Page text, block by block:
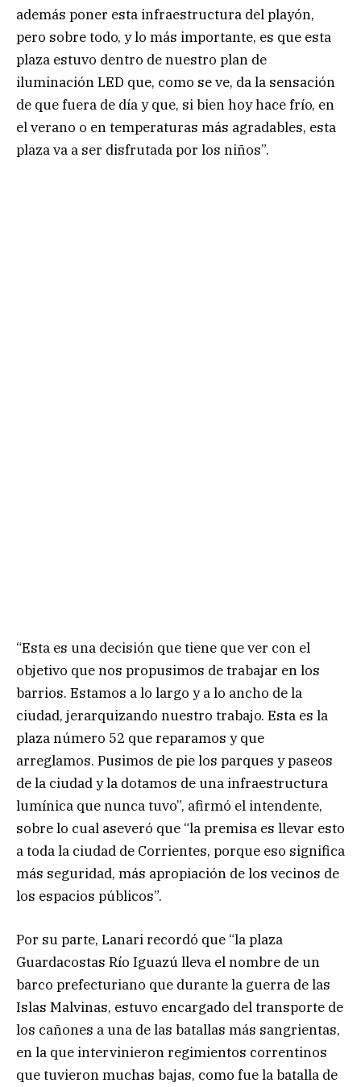
además poner esta infraestructura del playón,
pero sobre todo, y lo más importante, es que esta
plaza estuvo dentro de nuestro plan de
iluminación LED que, como se ve, da la sensación
de que fuera de día y que, si bien hoy hace frío, en
el verano o en temperaturas más agradables, esta
plaza va a ser disfrutada por los niños”.
“Esta es una decisión que tiene que ver con el
objetivo que nos propusimos de trabajar en los
barrios. Estamos a lo largo y a lo ancho de la
ciudad, jerarquizando nuestro trabajo. Esta es la
plaza número 52 que reparamos y que
arreglamos. Pusimos de pie los parques y paseos
de la ciudad y la dotamos de una infraestructura
lumínica que nunca tuvo”, afirmó el intendente,
sobre lo cual aseveró que “la premisa es llevar esto
a toda la ciudad de Corrientes, porque eso significa
más seguridad, más apropiación de los vecinos de
los espacios públicos”.
Por su parte, Lanari recordó que “la plaza
Guardacostas Río Iguazú lleva el nombre de un
barco prefecturiano que durante la guerra de las
Islas Malvinas, estuvo encargado del transporte de
los cañones a una de las batallas más sangrientas,
en la que intervinieron regimientos correntinos
que tuvieron muchas bajas, como fue la batalla de